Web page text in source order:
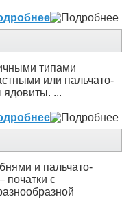
типами
или пальчато-
...
и пальчато-
початки с